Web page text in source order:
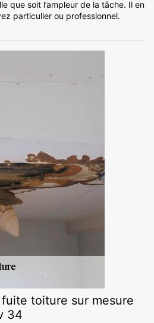
que soit l’ampleur de la tâche. Il en
particulier ou professionnel.
toiture sur mesure
34